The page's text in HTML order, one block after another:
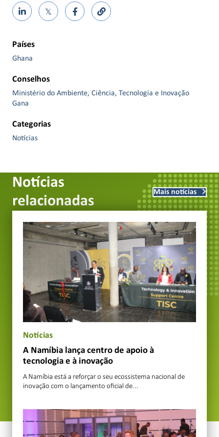
𝕏
Países
Ghana
Conselhos
Ministério do Ambiente, Ciência, Tecnologia e Inovação
Gana
Categorias
Notícias
Notícias
relacionadas
Mais notícias
Notícias
A Namíbia lança centro de apoio à
tecnologia e à inovação
A Namíbia está a reforçar o seu ecossistema nacional de
inovação com o lançamento oficial de...